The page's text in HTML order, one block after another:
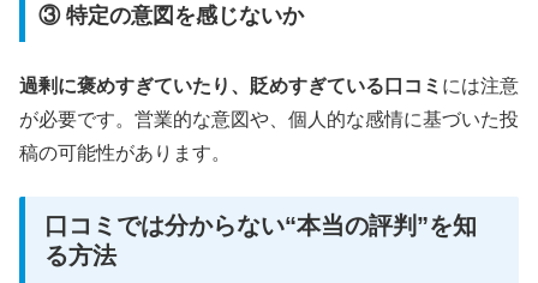
③ 特定の意図を感じないか
過剰に褒めすぎていたり、貶めすぎている口コミ には注意
が必要です。営業的な意図や、個人的な感情に基づいた投
稿の可能性があります。
口コミでは分からない“本当の評判”を知
る方法